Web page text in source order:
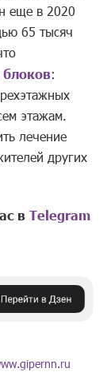
еще в 2020
65 тысяч
блоков:
этажам.
лечение
других
вTelegram